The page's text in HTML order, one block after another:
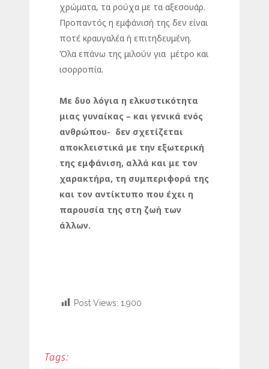
χρώματα, τα ρούχα με τα αξεσουάρ.
Προπαντός η εμφάνισή της δεν είναι
ποτέ κραυγαλέα ή επιτηδευμένη.
Όλα επάνω της μιλούν για μέτρο και
ισορροπία.
Με δυο λόγια η ελκυστικότητα
μιας γυναίκας – και γενικά ενός
ανθρώπου- δεν σχετίζεται
αποκλειστικά με την εξωτερική
της εμφάνιση, αλλά και με τον
χαρακτήρα, τη συμπεριφορά της
και τον αντίκτυπο που έχει η
παρουσία της στη ζωή των
άλλων.
Post Views: 1,900
Tags: